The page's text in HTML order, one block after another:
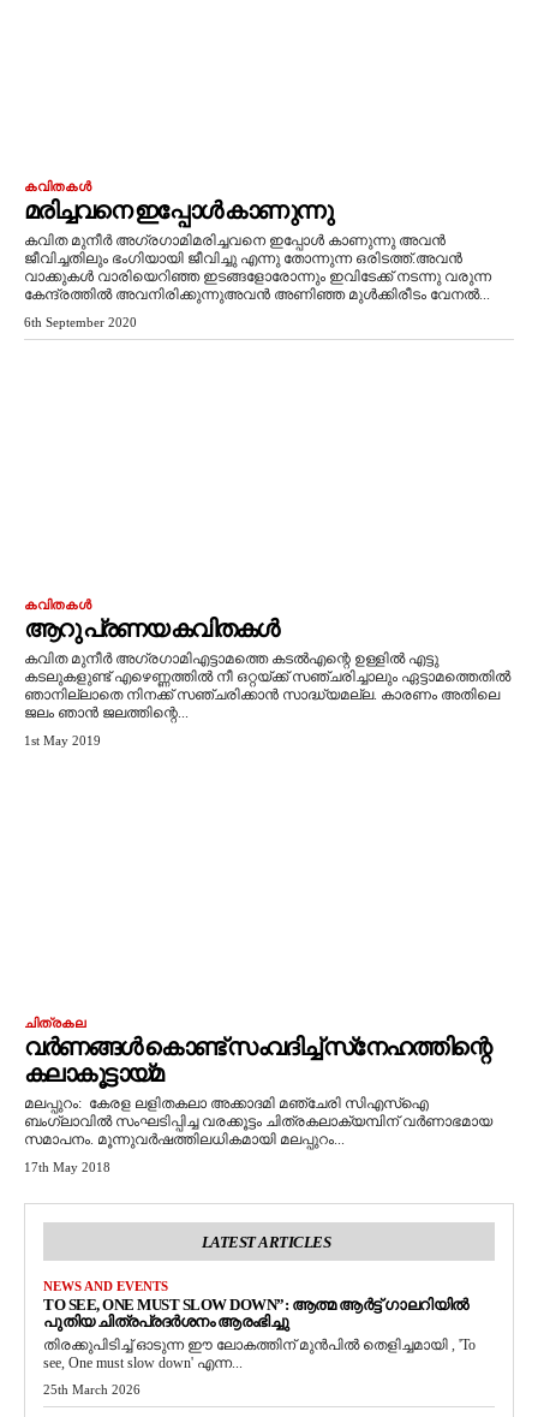
കവിതകൾ
മരിച്ചവനെ ഇപ്പോൾ കാണുന്നു
കവിത മുനീർ അഗ്രഗാമിമരിച്ചവനെ ഇപ്പോൾ കാണുന്നു അവൻ
ജീവിച്ചതിലും ഭംഗിയായി ജീവിച്ചു എന്നു തോന്നുന്ന ഒരിടത്ത്.അവൻ
വാക്കുകൾ വാരിയെറിഞ്ഞ ഇടങ്ങളോരോന്നും ഇവിടേക്ക് നടന്നു വരുന്ന
കേന്ദ്രത്തിൽ അവനിരിക്കുന്നുഅവൻ അണിഞ്ഞ മുൾക്കിരീടം വേനൽ...
6th September 2020
കവിതകൾ
ആറു പ്രണയ കവിതകൾ
കവിത മുനീർ അഗ്രഗാമിഎട്ടാമത്തെ കടൽഎന്റെ ഉള്ളിൽ എട്ടു
കടലുകളുണ്ട് എഴെണ്ണത്തിൽ നീ ഒറ്റയ്ക്ക് സഞ്ചരിച്ചാലും ഏട്ടാമത്തെതിൽ
ഞാനില്ലാതെ നിനക്ക് സഞ്ചരിക്കാൻ സാദ്ധ്യമല്ല. കാരണം അതിലെ
ജലം ഞാൻ ജലത്തിന്റെ...
1st May 2019
ചിത്രകല
വർണങ്ങൾ കൊണ്ട് സംവദിച്ച് സ്‌നേഹത്തിന്റെ
കലാകൂട്ടായ്മ
മലപ്പുറം: കേരള ലളിതകലാ അക്കാദമി മഞ്ചേരി സിഎസ്‌ഐ
ബംഗ്ലാവിൽ സംഘടിപ്പിച്ച വരക്കൂട്ടം ചിത്രകലാക്യമ്പിന് വർണാഭമായ
സമാപനം. മൂന്നുവർഷത്തിലധികമായി മലപ്പുറം...
17th May 2018
LATEST ARTICLES
NEWS AND EVENTS
TO SEE, ONE MUST SLOW DOWN”: ആത്മ ആർട്ട് ഗാലറിയിൽ
പുതിയ ചിത്രപ്രദർശനം ആരംഭിച്ചു
തിരക്കുപിടിച്ച് ഓടുന്ന ഈ ലോകത്തിന് മുൻപിൽ തെളിച്ചമായി , 'To
see, One must slow down' എന്ന...
25th March 2026